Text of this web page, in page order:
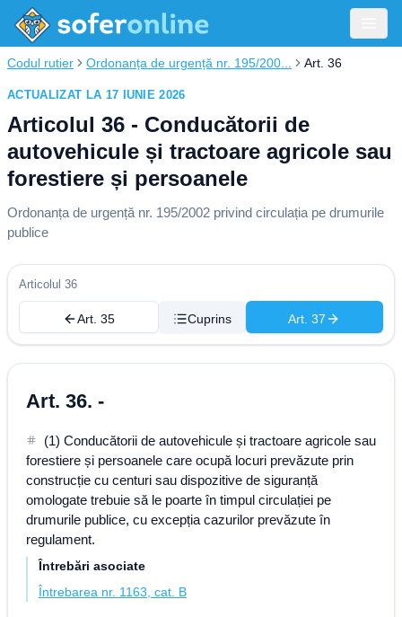
Codul rutier Ordonanța de urgență nr. 195/200... Art. 36
ACTUALIZAT LA 17 IUNIE 2026
Articolul 36 - Conducătorii de
autovehicule și tractoare agricole sau
forestiere și persoanele
Ordonanța de urgență nr. 195/2002 privind circulația pe drumurile
publice
Articolul 36
Art. 35 Cuprins Art. 37
Art. 36. -
(1) Conducătorii de autovehicule și tractoare agricole sau
forestiere și persoanele care ocupă locuri prevăzute prin
construcție cu centuri sau dispozitive de siguranță
omologate trebuie să le poarte în timpul circulației pe
drumurile publice, cu excepția cazurilor prevăzute în
regulament.
Întrebări asociate
Întrebarea nr. 1163, cat. B